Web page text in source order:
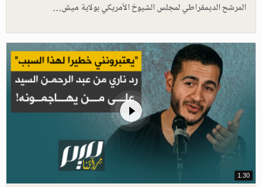
المرشح الديمقراطي لمجلس الشيوخ الأمريكي بولاية ميش…
1.30